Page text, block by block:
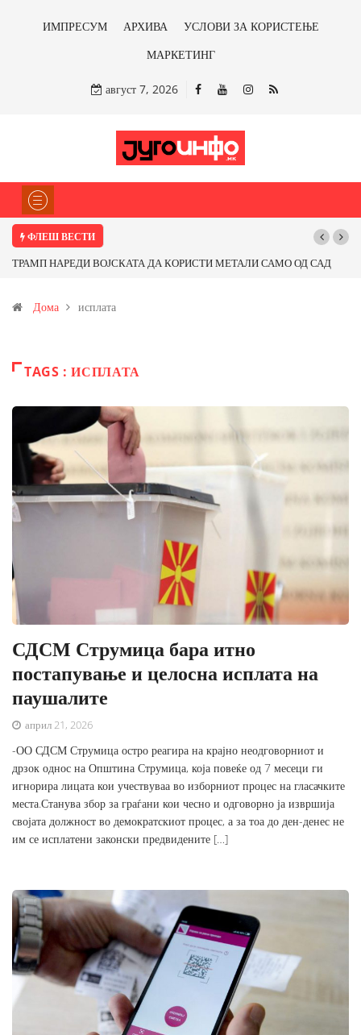
ИМПРЕСУМ АРХИВА
УСЛОВИ ЗА КОРИСТЕЊЕ
МАРКЕТИНГ
август 7, 2026
ФЛЕШ ВЕСТИ
Почнува реконструкцијата на улицата „5-ти Ноември“ во Струмица
Дома исплата
TAGS : ИСПЛАТА
СДСМ Струмица бара итно
постапување и целосна исплата на
паушалите
април 21, 2026
-ОО СДСМ Струмица остро реагира на крајно неодговорниот и
дрзок однос на Општина Струмица, која повеќе од 7 месеци ги
игнорира лицата кои учествуваа во изборниот процес на гласачките
места.Станува збор за граѓани кои чесно и одговорно ја извршија
својата должност во демократскиот процес, а за тоа до ден-денес не
им се исплатени законски предвидените […]